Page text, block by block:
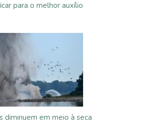
para o melhor auxílio
diminuem em meio à seca